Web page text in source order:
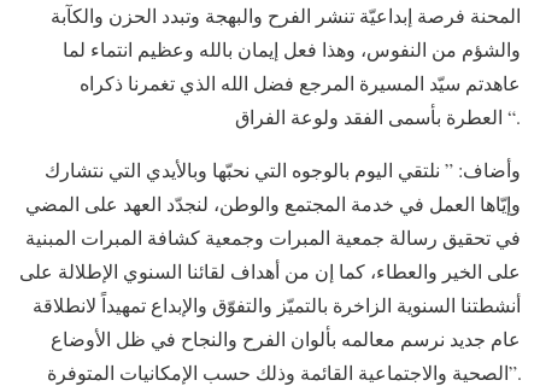
المحنة فرصة إبداعيّة تنشر الفرح والبهجة وتبدد الحزن والكآبة
والشؤم من النفوس، وهذا فعل إيمان بالله وعظيم انتماء لما
عاهدتم سيّد المسيرة المرجع فضل الله الذي تغمرنا ذكراه
العطرة بأسمى الفقد ولوعة الفراق “.
وأضاف: ” نلتقي اليوم بالوجوه التي نحبّها وبالأيدي التي نتشارك
وإيّاها العمل في خدمة المجتمع والوطن، لنجدّد العهد على المضي
في تحقيق رسالة جمعية المبرات وجمعية كشافة المبرات المبنية
على الخير والعطاء، كما إن من أهداف لقائنا السنوي الإطلالة على
أنشطتنا السنوية الزاخرة بالتميّز والتفوّق والإبداع تمهيداً لانطلاقة
عام جديد نرسم معالمه بألوان الفرح والنجاح في ظل الأوضاع
الصحية والاجتماعية القائمة وذلك حسب الإمكانيات المتوفرة”.